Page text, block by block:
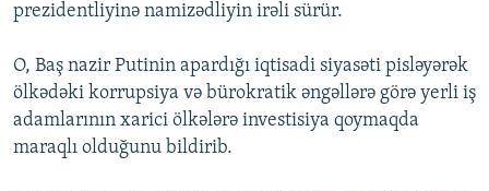
prezidentliyinə namizədliyin irəli sürür.
O, Baş nazir Putinin apardığı iqtisadi siyasəti pisləyərək
ölkədəki korrupsiya və bürokratik əngəllərə görə yerli iş
adamlarının xarici ölkələrə investisiya qoymaqda
maraqlı olduğunu bildirib.